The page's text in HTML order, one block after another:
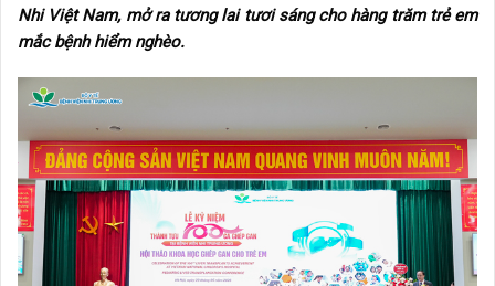
Nhi Việt Nam, mở ra tương lai tươi sáng cho hàng trăm trẻ em
mắc bệnh hiểm nghèo.